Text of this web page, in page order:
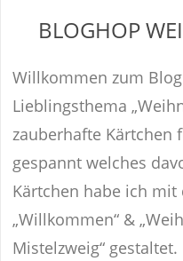
BLOGHOP
Willkommen zum
Lieblingsthema
zauberhafte
gespannt welches
Kärtchen habe ich
„Willkommen“ &
Mistelzweig“